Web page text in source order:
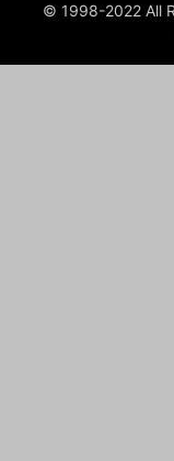
© 1998-2022 All